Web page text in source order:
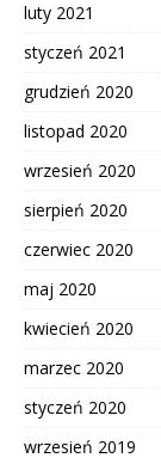
luty 2021
styczeń 2021
grudzień 2020
listopad 2020
wrzesień 2020
sierpień 2020
czerwiec 2020
maj 2020
kwiecień 2020
marzec 2020
styczeń 2020
wrzesień 2019